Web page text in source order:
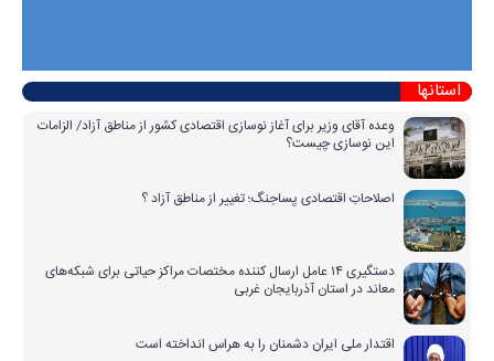
استانها
وعده آقای وزیر برای آغاز نوسازی اقتصادی کشور از مناطق آزاد/ الزامات
این نوسازی چیست؟
اصلاحاتِ اقتصادی پساجنگ؛ تغییر از مناطق آزاد ؟
دستگیری ۱۴ عامل ارسال کننده مختصات مراکز حیاتی برای شبکه‌های
معاند در استان آذربایجان غربی
اقتدار ملی ایران دشمنان را به هراس انداخته است